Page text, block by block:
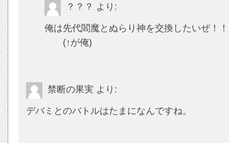
？？？ より:
俺は先代閻魔とぬらり神を交換したいぜ！！
(↑が俺)
禁断の果実 より:
デバミとのバトルはたまになんですね。